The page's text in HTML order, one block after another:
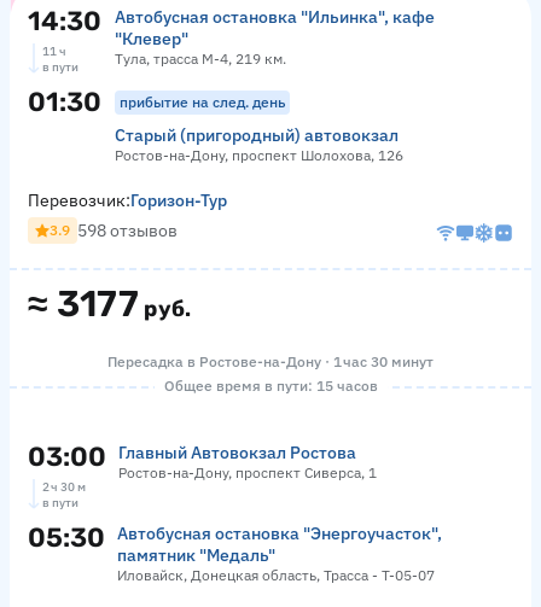
14:30
Автобусная остановка "Ильинка", кафе
"Клевер"
Тула, трасса М-4, 219 км.
11 ч
в пути
01:30 прибытие на след. день
Старый (пригородный) автовокзал
Ростов-на-Дону, проспект Шолохова, 126
≈ 3177 руб.
Перевозчик:Горизон-Тур
3.9 598 отзывов
Пересадка в Ростове-на-Дону · 1 час 30 минут
Общее время в пути: 15 часов
03:00 Главный Автовокзал Ростова
Ростов-на-Дону, проспект Сиверса, 1
2 ч 30 м
в пути
05:30
Автобусная остановка "Энергоучасток",
памятник "Медаль"
Иловайск, Донецкая область, Трасса - Т-05-07